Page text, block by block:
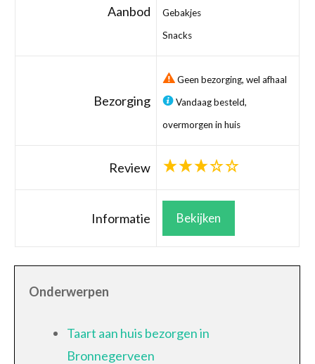
Aanbod
Gebakjes
Snacks
Bezorging
Geen bezorging, wel afhaal
Vandaag besteld,
overmorgen in huis
Review
Informatie Bekijken
Onderwerpen
Taart aan huis bezorgen in
Bronnegerveen